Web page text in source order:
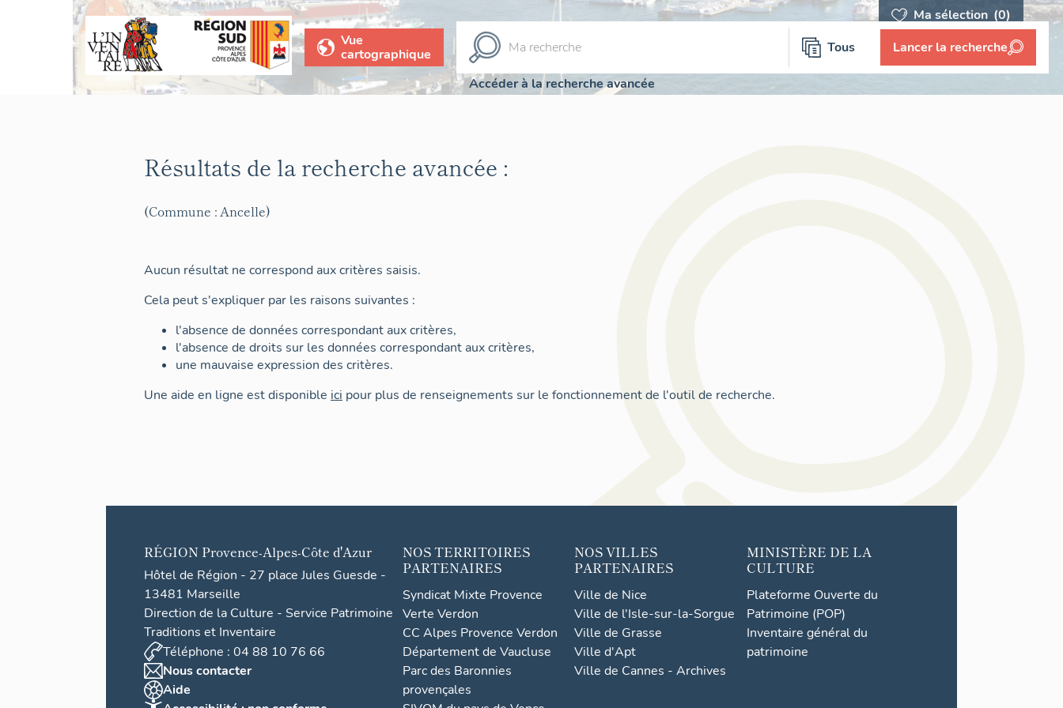
Ma sélection (0)
Vue
cartographique
Tous Lancer la recherche
Accéder à la recherche avancée
Résultats de la recherche avancée :
(Commune : Ancelle)
Aucun résultat ne correspond aux critères saisis.
Cela peut s'expliquer par les raisons suivantes :
l'absence de données correspondant aux critères,
l'absence de droits sur les données correspondant aux critères,
une mauvaise expression des critères.
Une aide en ligne est disponible ici pour plus de renseignements sur le fonctionnement de l'outil de recherche.
RÉGION Provence-Alpes-Côte d'Azur
Hôtel de Région - 27 place Jules Guesde -
13481 Marseille
Direction de la Culture - Service Patrimoine
Traditions et Inventaire
Téléphone : 04 88 10 76 66
Nous contacter
Aide
NOS TERRITOIRES
PARTENAIRES
Syndicat Mixte Provence
Verte Verdon
CC Alpes Provence Verdon
Département de Vaucluse
Parc des Baronnies
provençales
NOS VILLES
PARTENAIRES
Ville de Nice
Ville de l'Isle-sur-la-Sorgue
Ville de Grasse
Ville d'Apt
Ville de Cannes - Archives
MINISTÈRE DE LA
CULTURE
Plateforme Ouverte du
Patrimoine (POP)
Inventaire général du
patrimoine